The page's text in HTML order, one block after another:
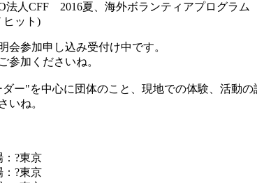
法人CFF 2016夏、海外ボランティアプログラム
ヒット )
会参加申し込み受付け中です。
参加くださいね。
ー"を中心に団体のこと、現地での体験、活動
いね。
：?東京
：?東京